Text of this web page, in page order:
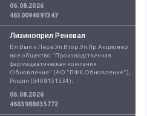
06.08.2026
4650094097347
Лизиноприл Реневал
Вл.Вып.к.Перв.Уп.Втор.Уп.Пр.Акционер
ное общество "Производственная
фармацевтическая компания
Обновление" (АО "ПФК Обновление"),
Россия (5408151534);
06.08.2026
4603988035772